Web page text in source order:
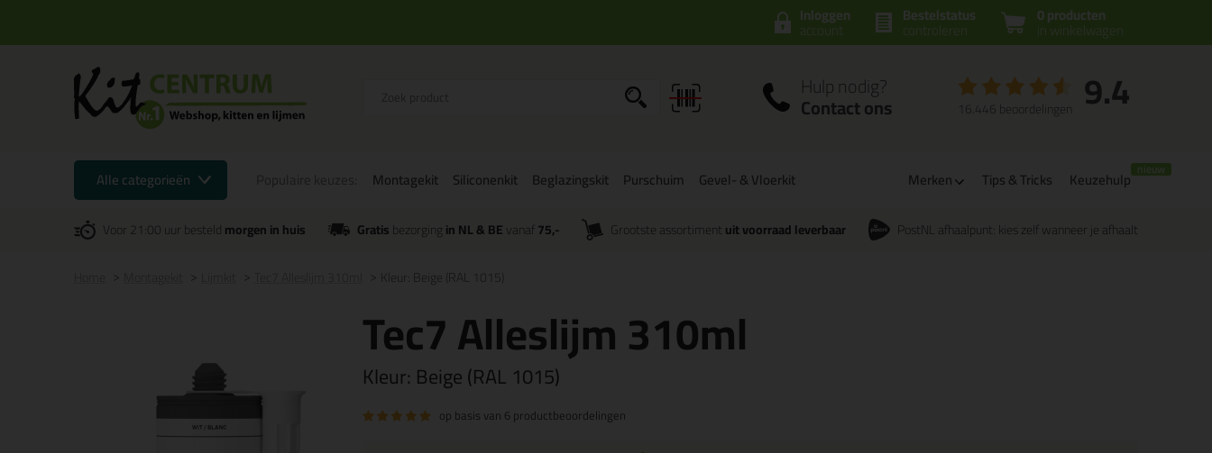
0 producten
in winkelwagen
Bestelstatus
controleren
Inloggen
account
Hulp nodig?
Contact ons 9.4
16.446 beoordelingen
Alle categorieën Montagekit Siliconenkit Beglazingskit Purschuim Gevel- & Vloerkit Merken Tips & Tricks Keuzehulp
Voor 21:00 uur besteldmorgen in huis Gratisbezorgingin NL & BEvanaf 75,- Grootste assortiment uit voorraad leverbaar PostNL afhaalpunt: kies zelf wanneer je afhaalt
Kleur: Beige (RAL 1015)
Tec7 Alleslijm 310ml
Kleur: Beige (RAL 1015)
op basis van 6 productbeoordelingen